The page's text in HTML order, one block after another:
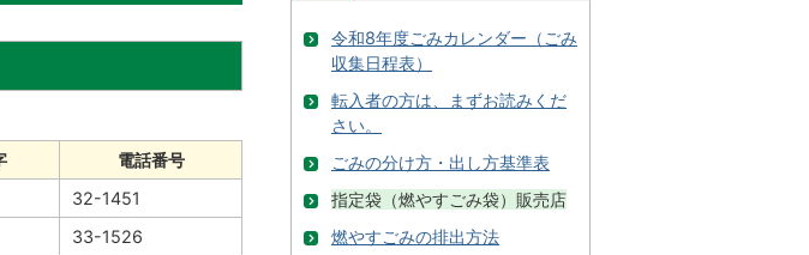
電話番号
32-1451
33-1526
令和8年度ごみカレンダー（ごみ
収集日程表）
転入者の方は、まずお読みくだ
さい。
ごみの分け方・出し方基準表
指定袋（燃やすごみ袋）販売店
燃やすごみの排出方法